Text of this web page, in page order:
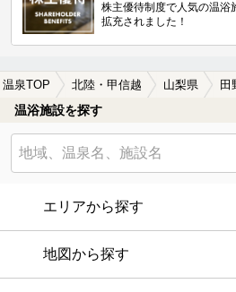
株主優待制度で人気の温浴
拡充されました！
温泉TOP 北陸・甲信越 山梨県 田
温浴施設を探す
エリアから探す
地図から探す